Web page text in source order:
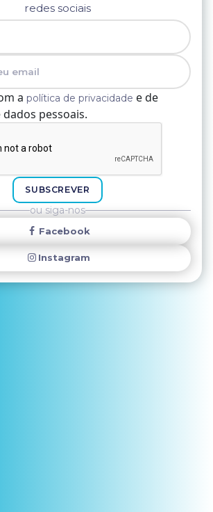
redes sociais
Nome
E-mail
a política de privacidade e de
pessoais.
SUBSCREVER
ou siga-nos
Facebook
Instagram